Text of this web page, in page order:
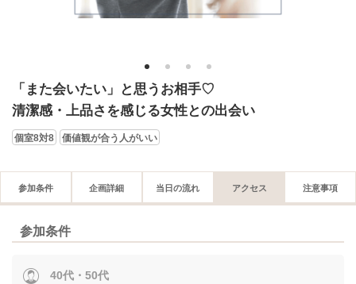
1 2 3 4
「また会いたい」と思うお相手♡
清潔感・上品さを感じる女性との出会い
個室8対8 価値観が合う人がいい
参加条件 企画詳細 当日の流れ アクセス 注意事項
参加条件
40代・50代